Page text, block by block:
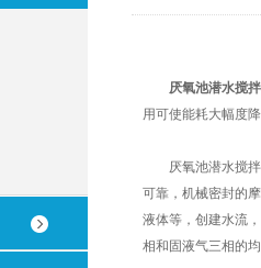
厌氧池潜水搅
用可使能耗大幅度
厌氧池潜水搅拌
可靠，机械密封的
液体等，创建水流
相和固液气三相的